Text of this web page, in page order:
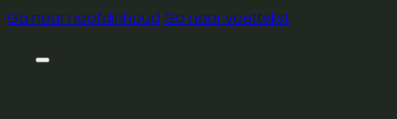
Ga naar hoofdinhoud Ga naar voettekst